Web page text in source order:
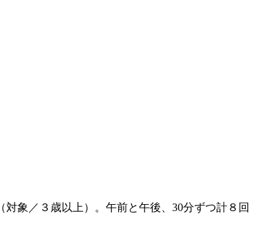
象／３歳以上）。午前と午後、30分ずつ計８回